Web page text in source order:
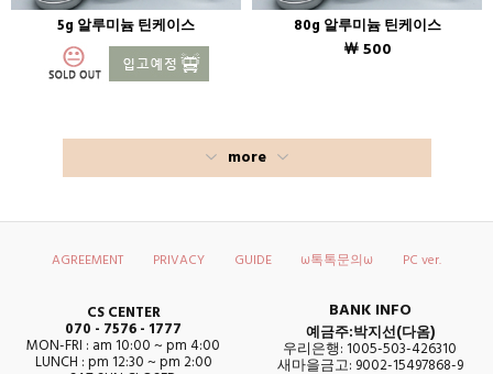
5g 알루미늄 틴케이스 80g 알루미늄 틴케이스
￦ 500
more
AGREEMENT PRIVACY GUIDE ω톡톡문의ω PC ver.
CS CENTER
070 - 7576 - 1777
MON-FRI : am 10:00 ~ pm 4:00
LUNCH : pm 12:30 ~ pm 2:00
BANK INFO
예금주:박지선(다옴)
우리은행: 1005-503-426310
새마을금고: 9002-15497868-9